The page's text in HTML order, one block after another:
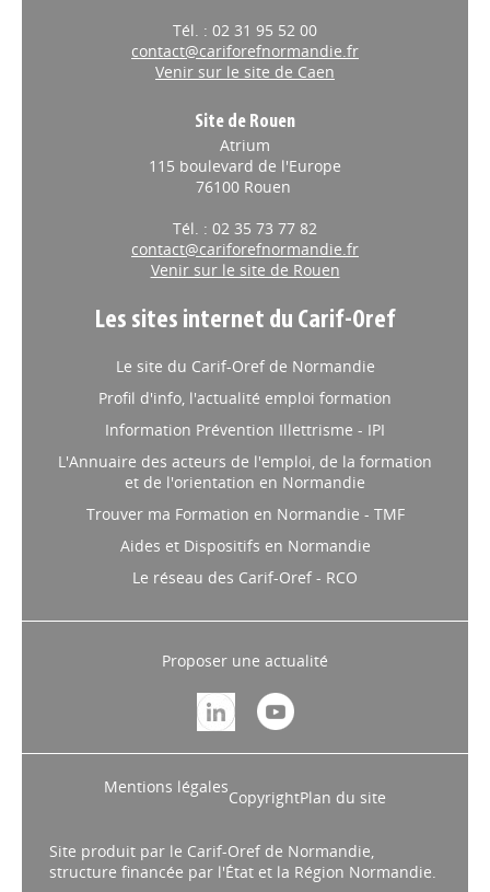
Tél. : 02 31 95 52 00
contact@cariforefnormandie.fr
Venir sur le site de Caen
Site de Rouen
Atrium
115 boulevard de l'Europe
76100 Rouen
Tél. : 02 35 73 77 82
contact@cariforefnormandie.fr
Venir sur le site de Rouen
Les sites internet du Carif-Oref
Le site du Carif-Oref de Normandie
Profil d'info, l'actualité emploi formation
Information Prévention Illettrisme - IPI
L'Annuaire des acteurs de l'emploi, de la formation
et de l'orientation en Normandie
Trouver ma Formation en Normandie - TMF
Aides et Dispositifs en Normandie
Le réseau des Carif-Oref - RCO
Proposer une actualité
Mentions légales
CopyrightPlan du site
Site produit par le Carif-Oref de Normandie,
structure financée par l'État et la Région Normandie.